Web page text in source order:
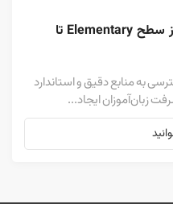
به منابع دقیق و استاندارد
زبان‌آموزان ایجاد...